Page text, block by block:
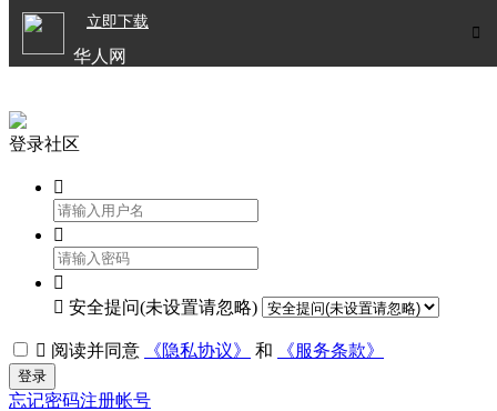

立即下载
华人网
登录社区



 安全提问(未设置请忽略)
 阅读并同意 《隐私协议》 和 《服务条款》
登录
忘记密码注册帐号